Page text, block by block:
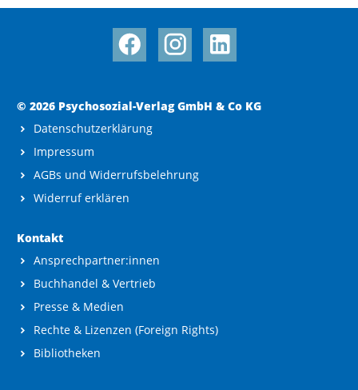
© 2026 Psychosozial-Verlag GmbH & Co KG
Datenschutzerklärung
Impressum
AGBs und Widerrufsbelehrung
Widerruf erklären
Kontakt
Ansprechpartner:innen
Buchhandel & Vertrieb
Presse & Medien
Rechte & Lizenzen (Foreign Rights)
Bibliotheken